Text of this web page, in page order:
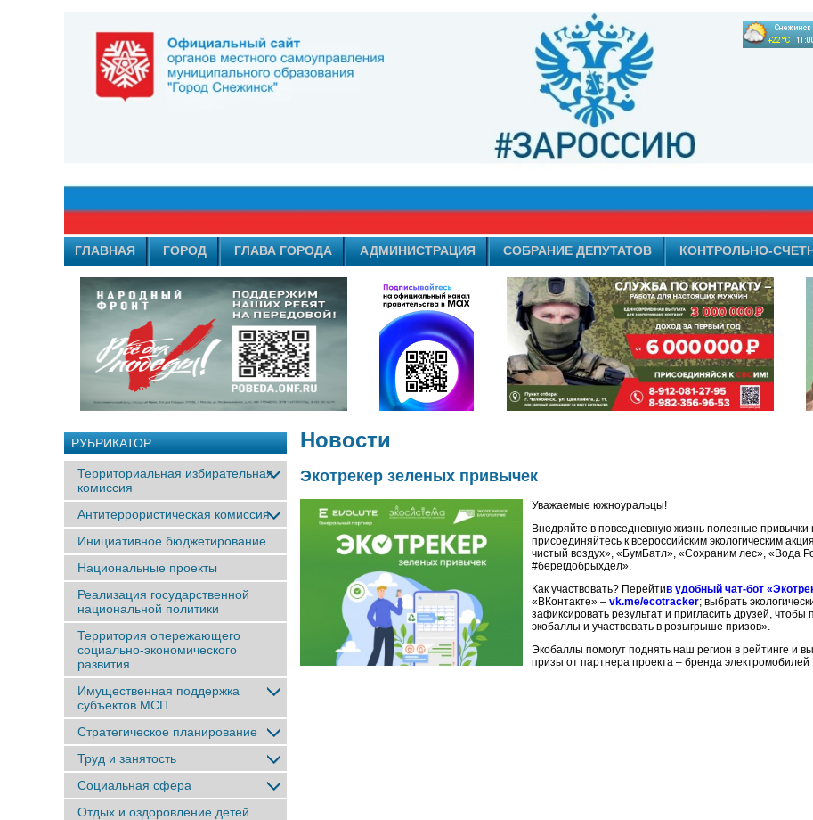
ГЛАВНАЯ ГОРОД ГЛАВА ГОРОДА АДМИНИСТРАЦИЯ СОБРАНИЕ ДЕПУТАТОВ КОНТРОЛЬНО-
РУБРИКАТОР
Территориальная избирательная
комиссия
Антитеррористическая комиссия
Инициативное бюджетирование
Национальные проекты
Реализация государственной
национальной политики
Территория опережающего
социально-экономического
развития
Имущественная поддержка
субъектов МСП
Стратегическое планирование
Труд и занятость
Социальная сфера
Отдых и оздоровление детей
Новости
Экотрекер зеленых привычек
Уважаемые южноуральцы!
Внедряйте в повседневную жизнь полезные привычки
присоединяйтесь к всероссийским экологическим
чистый воздух», «БумБатл», «Сохраним лес», «Вода
#берегдобрыхдел».
Как участвовать? Перейтив удобный чат-бот
«ВКонтакте» – vk.me/ecotracker; выбрать
зафиксировать результат и пригласить друзей, чтобы
экобаллы и участвовать в розыгрыше призов».
Экобаллы помогут поднять наш регион в рейтинге и
призы от партнера проекта – бренда электромобилей